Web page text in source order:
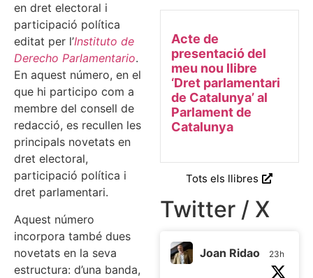
en dret electoral i
participació política
editat per l’Instituto de
Derecho Parlamentario.
En aquest número, en el
que hi participo com a
membre del consell de
redacció, es recullen les
principals novetats en
dret electoral,
participació política i
dret parlamentari.
Aquest número
incorpora també dues
novetats en la seva
estructura: d’una banda,
Acte de
presentació del
meu nou llibre
‘Dret parlamentari
de Catalunya’ al
Parlament de
Catalunya
Tots els llibres
Twitter / X
Joan Ridao 23h